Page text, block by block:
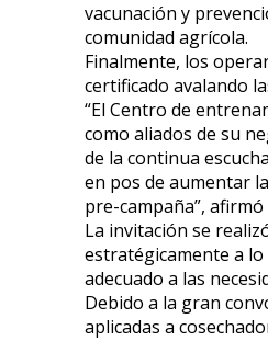
vacunación y
comunidad agrícola.
Finalmente, los
certificado avalando
“El Centro de
como aliados de su
de la continua
en pos de aumentar
pre-campaña”,
La invitación se
estratégicamente a
adecuado a las
Debido a la gran
aplicadas a